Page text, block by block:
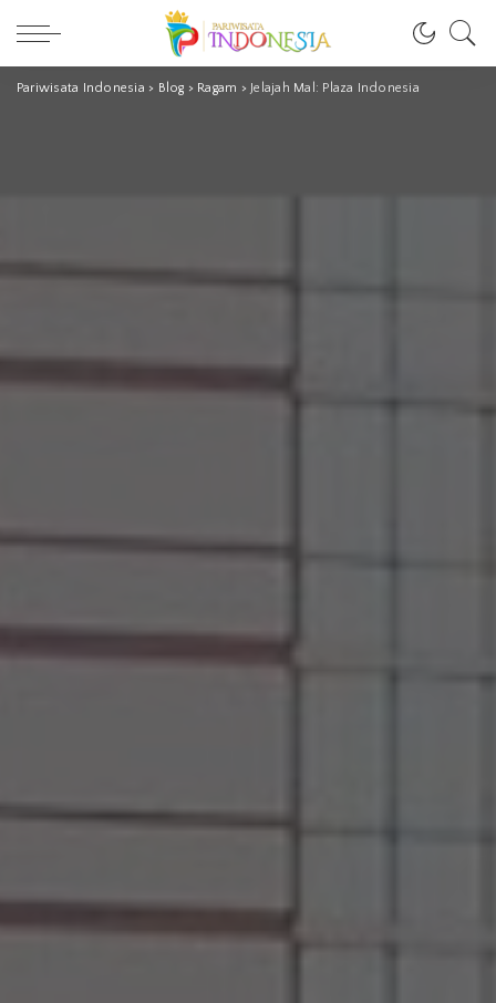
Pariwisata Indonesia > Blog > Ragam > Jelajah Mal: Plaza Indonesia